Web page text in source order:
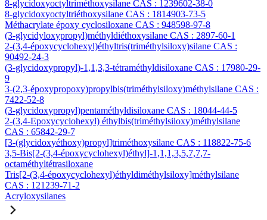
8-glycidoxyoctyltriméthoxysilane CAS : 1239602-38-0
8-glycidoxyoctyltriéthoxysilane CAS : 1814903-73-5
Méthacrylate époxy cyclosiloxane CAS : 948598-97-8
(3-glycidyloxypropyl)méthyldiéthoxysilane CAS : 2897-60-1
2-(3,4-époxycyclohexyl)éthyltris(triméthylsiloxy)silane CAS :
90492-24-3
(3-glycidoxypropyl)-1,1,3,3-tétraméthyldisiloxane CAS : 17980-29-
9
3-(2,3-époxypropoxy)propylbis(triméthylsiloxy)méthylsilane CAS :
7422-52-8
(3-glycidoxypropyl)pentaméthyldisiloxane CAS : 18044-44-5
2-(3,4-Epoxycyclohexyl) éthylbis(triméthylsiloxy)méthylsilane
CAS : 65842-29-7
[3-(glycidoxyéthoxy)propyl]triméthoxysilane CAS : 118822-75-6
3,5-Bis[2-(3,4-époxycyclohexyl)éthyl]-1,1,1,3,5,7,7,7-
octaméthyltétrasiloxane
Tris[2-(3,4-époxycyclohexyl)éthyldiméthylsiloxy]méthylsilane
CAS : 121239-71-2
Acryloxysilanes